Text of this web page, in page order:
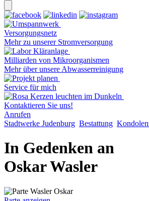
Versorgungsnetz
Mehr zu unserer Stromversorgung
Milliarden von Mikroorganismen
Mehr über unsere Abwasserreinigung
Service für mich
Kontaktieren Sie uns!
Anrufen
Stadtwerke Judenburg Bestattung
In Gedenken an
Oskar Wasler